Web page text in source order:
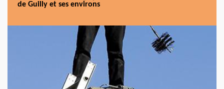
de Guilly et ses environs